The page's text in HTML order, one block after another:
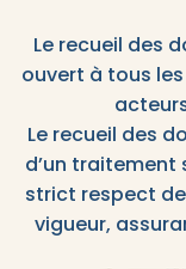
Le recueil des
ouvert à tous
Le recueil des
d’un
strict respect
vigueur,